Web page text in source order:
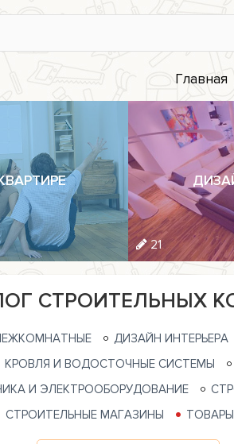
Главная
21
СТРОИТЕЛЬНЫХ
ДИЗАЙН ИНТЕРЬЕРА
КРОВЛЯ И ВОДОСТОЧНЫЕ СИСТЕМЫ
И ЭЛЕКТРООБОРУДОВАНИЕ
СТРОИТЕЛЬНЫЕ МАГАЗИНЫ